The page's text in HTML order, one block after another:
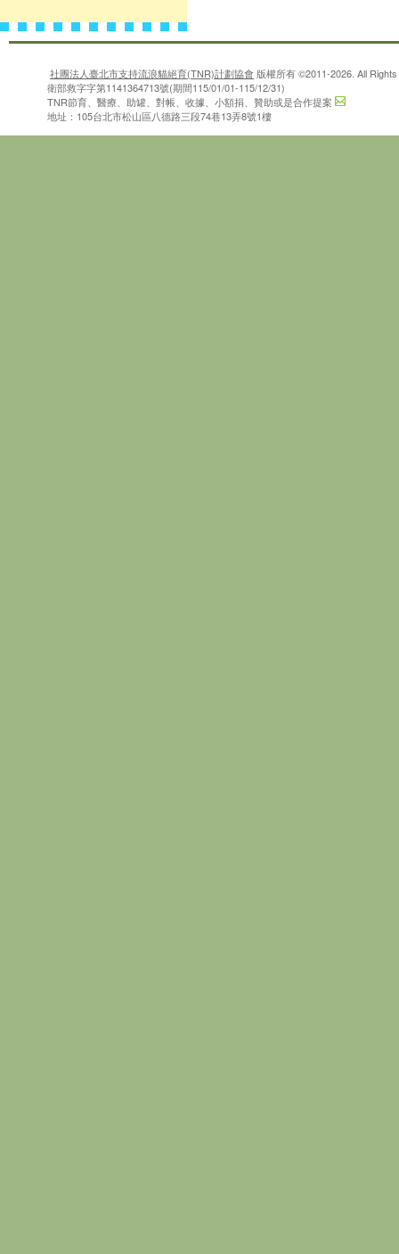
社團法人臺北市支持流浪貓絕育(TNR)計劃協會 版權所有 ©2011-2026. All
衛部救字字第1141364713號(期間115/01/01-115/12/31)
TNR節育、醫療、助罐、對帳、收據、小額捐、贊助或是合作提案
地址：105台北市松山區八德路三段74巷13弄8號1樓